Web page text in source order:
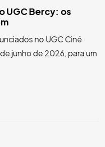
UGC Bercy: os
no UGC Ciné
junho de 2026, para um